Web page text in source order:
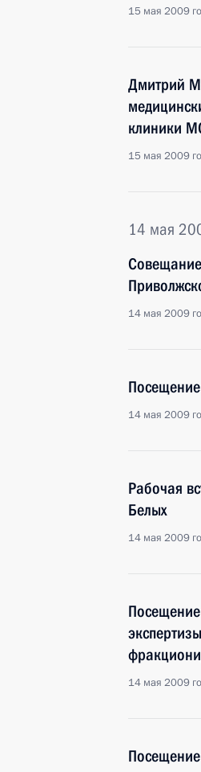
15 мая 2009
Дмитрий
клиники
15 мая 2009
14 мая
14 мая 2009
14 мая 2009
Рабочая
Белых
14 мая 2009
14 мая 2009